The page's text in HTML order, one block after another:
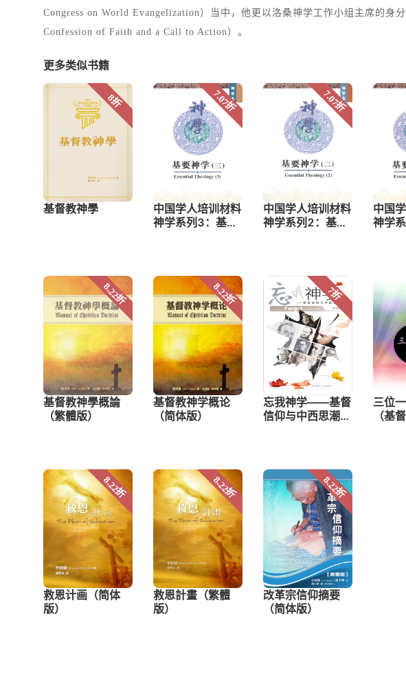
Congress on World Evangelization）当中，他更以洛桑神学工作小组主席的身
Confession of Faith and a Call to Action）。
更多类似书籍